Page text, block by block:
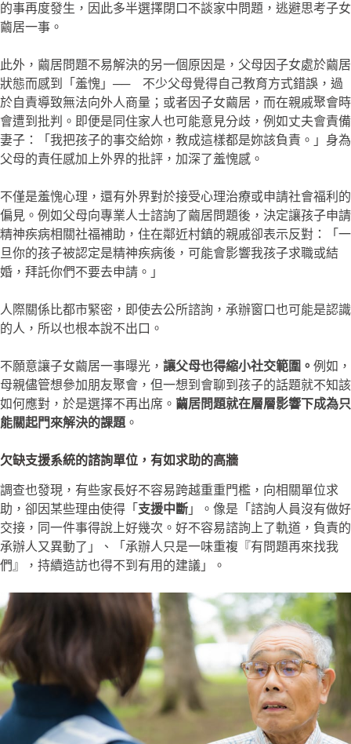
的事再度發生，因此多半選擇閉口不談家中問題，逃避思考子女
繭居一事。
此外，繭居問題不易解決的另一個原因是，父母因子女處於繭居
狀態而感到「羞愧」── 不少父母覺得自己教育方式錯誤，過
於自責導致無法向外人商量；或者因子女繭居，而在親戚聚會時
會遭到批判。即便是同住家人也可能意見分歧，例如丈夫會責備
妻子：「我把孩子的事交給妳，教成這樣都是妳該負責。」身為
父母的責任感加上外界的批評，加深了羞愧感。
不僅是羞愧心理，還有外界對於接受心理治療或申請社會福利的
偏見。例如父母向專業人士諮詢了繭居問題後，決定讓孩子申請
精神疾病相關社福補助，住在鄰近村鎮的親戚卻表示反對：「一
旦你的孩子被認定是精神疾病後，可能會影響我孩子求職或結
婚，拜託你們不要去申請。」
人際關係比都市緊密，即使去公所諮詢，承辦窗口也可能是認識
的人，所以也根本說不出口。
不願意讓子女繭居一事曝光， 讓父母也得縮小社交範圍。 例如，
母親儘管想參加朋友聚會，但一想到會聊到孩子的話題就不知該
如何應對，於是選擇不再出席。 繭居問題就在層層影響下成為只
能關起門來解決的課題 。
欠缺支援系統的諮詢單位，有如求助的高牆
調查也發現，有些家長好不容易跨越重重門檻，向相關單位求
助，卻因某些理由使得「 支援中斷 」。像是「諮詢人員沒有做好
交接，同一件事得說上好幾次。好不容易諮詢上了軌道，負責的
承辦人又異動了」、「承辦人只是一味重複『有問題再來找我
們』，持續造訪也得不到有用的建議」。